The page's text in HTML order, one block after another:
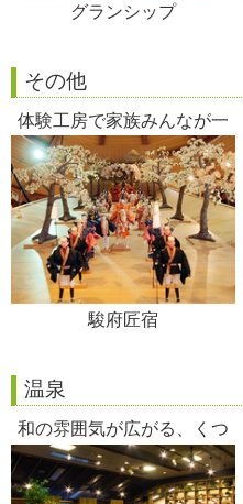
グランシップ
その他
体験工房で家族みんなが一
日職人
駿府匠宿
温泉
和の雰囲気が広がる、くつ
ろぎの場所